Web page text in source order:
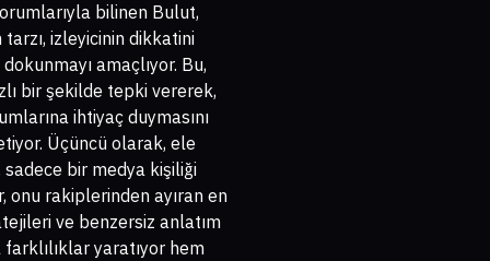
bilinen Bulut,
izleyicinin dikkatini
amaçlıyor. Bu,
bir şekilde tepki vererek,
ihtiyaç duymasını
Üçüncü olarak, ele
sadece bir medya kişiliği
onu rakiplerinden ayıran en
ve benzersiz anlatım
yaratıyor hem